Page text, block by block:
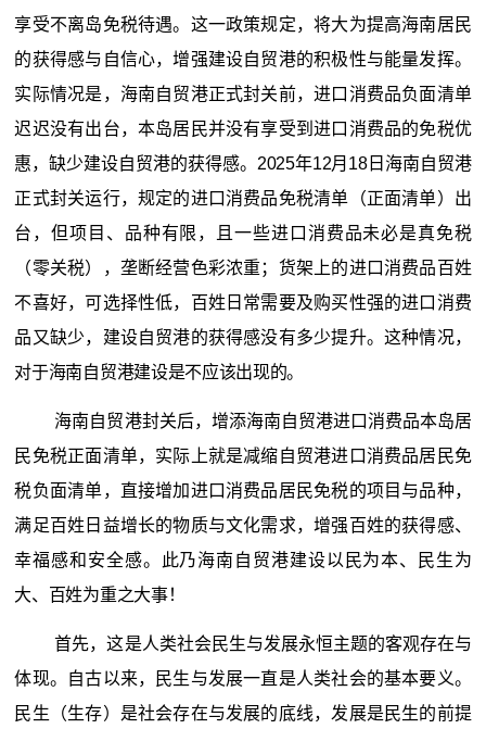
享受不离岛免税待遇。这一政策规定，将大为提高海南居民
的获得感与自信心，增强建设自贸港的积极性与能量发挥。
实际情况是，海南自贸港正式封关前，进口消费品负面清单
迟迟没有出台，本岛居民并没有享受到进口消费品的免税优
惠，缺少建设自贸港的获得感。2025年12月18日海南自贸港
正式封关运行，规定的进口消费品免税清单（正面清单）出
台，但项目、品种有限，且一些进口消费品未必是真免税
（零关税），垄断经营色彩浓重；货架上的进口消费品百姓
不喜好，可选择性低，百姓日常需要及购买性强的进口消费
品又缺少，建设自贸港的获得感没有多少提升。这种情况，
对于海南自贸港建设是不应该出现的。
海南自贸港封关后，增添海南自贸港进口消费品本岛居
民免税正面清单，实际上就是减缩自贸港进口消费品居民免
税负面清单，直接增加进口消费品居民免税的项目与品种，
满足百姓日益增长的物质与文化需求，增强百姓的获得感、
幸福感和安全感。此乃海南自贸港建设以民为本、民生为
大、百姓为重之大事！
首先，这是人类社会民生与发展永恒主题的客观存在与
体现。自古以来，民生与发展一直是人类社会的基本要义。
民生（生存）是社会存在与发展的底线，发展是民生的前提